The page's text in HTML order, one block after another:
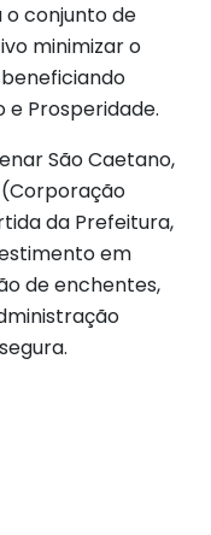
conjunto de
minimizar o
Prosperidade.
São Caetano,
da Prefeitura,
em
de enchentes,